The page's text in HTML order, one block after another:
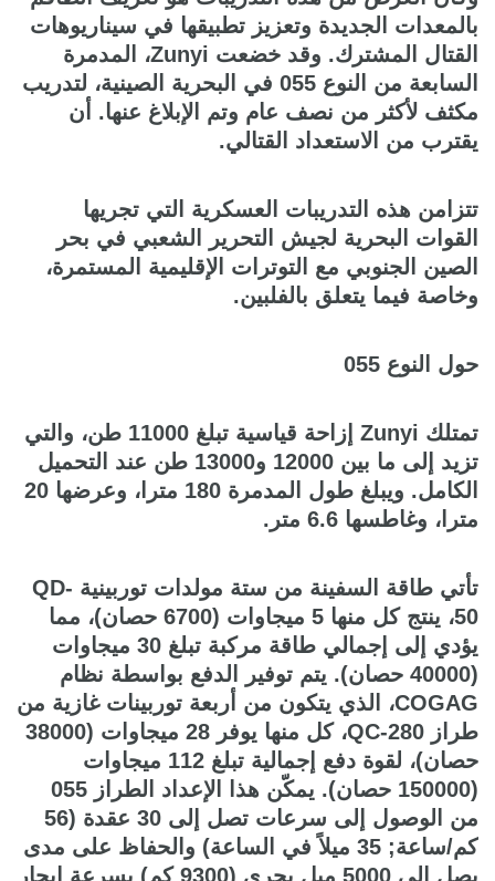
بالمعدات الجديدة وتعزيز تطبيقها في سيناريوهات
القتال المشترك. وقد خضعت Zunyi، المدمرة
السابعة من النوع 055 في البحرية الصينية، لتدريب
مكثف لأكثر من نصف عام وتم الإبلاغ عنها. أن
يقترب من الاستعداد القتالي.
تتزامن هذه التدريبات العسكرية التي تجريها
القوات البحرية لجيش التحرير الشعبي في بحر
الصين الجنوبي مع التوترات الإقليمية المستمرة،
وخاصة فيما يتعلق بالفلبين.
حول النوع 055
تمتلك Zunyi إزاحة قياسية تبلغ 11000 طن، والتي
تزيد إلى ما بين 12000 و13000 طن عند التحميل
الكامل. ويبلغ طول المدمرة 180 مترا، وعرضها 20
مترا، وغاطسها 6.6 متر.
تأتي طاقة السفينة من ستة مولدات توربينية QD-
50، ينتج كل منها 5 ميجاوات (6700 حصان)، مما
يؤدي إلى إجمالي طاقة مركبة تبلغ 30 ميجاوات
(40000 حصان). يتم توفير الدفع بواسطة نظام
COGAG، الذي يتكون من أربعة توربينات غازية من
طراز QC-280، كل منها يوفر 28 ميجاوات (38000
حصان)، لقوة دفع إجمالية تبلغ 112 ميجاوات
(150000 حصان). يمكّن هذا الإعداد الطراز 055
من الوصول إلى سرعات تصل إلى 30 عقدة (56
كم/ساعة; 35 ميلاً في الساعة) والحفاظ على مدى
يصل إلى 5000 ميل بحري (9300 كم) بسرعة إبحار